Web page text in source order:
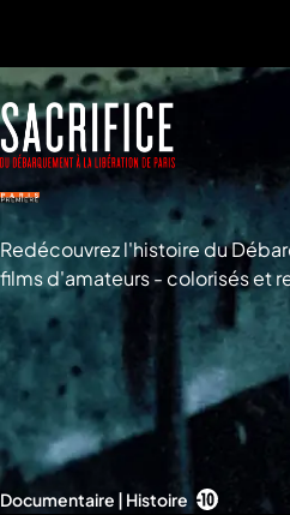
Redécouvrez l'histoire du
films d'amateurs - colorisés et
cinéaste Samuel Fuller alors
Documentaire | Histoire